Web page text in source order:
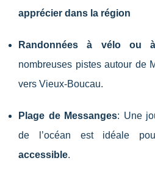
apprécier dans la région
Randonnées à vélo ou
nombreuses pistes autour de
vers Vieux-Boucau.
Plage de Messanges: Une
de l’océan est idéale
accessible.